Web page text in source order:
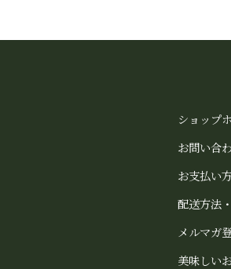
ショップ
お問い合
お支払い
配送方法
メルマガ
美味しい